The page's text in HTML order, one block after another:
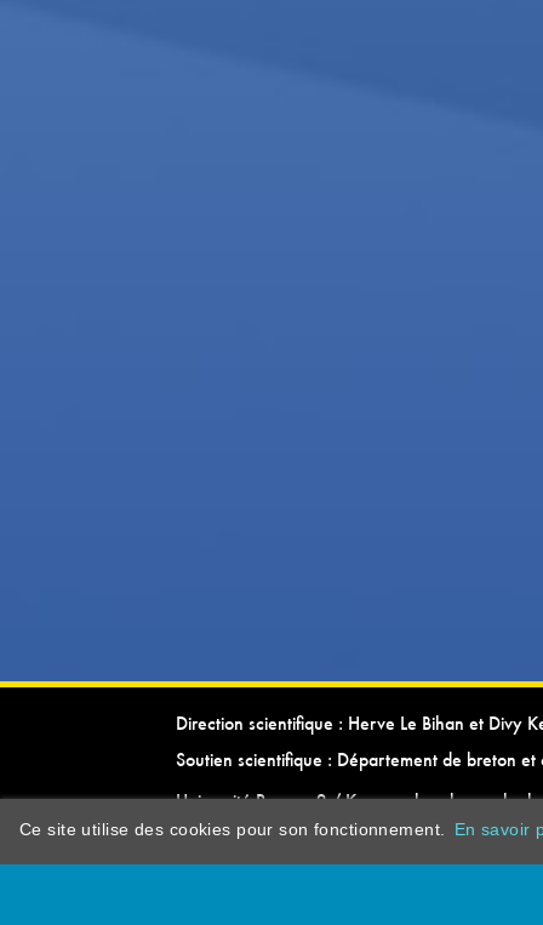
Direction scientifique : Herve Le Bihan et Divy
Soutien scientifique : Département de breton et
Université Rennes 2 / Kevrenn brezhoneg ha
Ce site utilise des cookies pour son fonctionnement. En savoir